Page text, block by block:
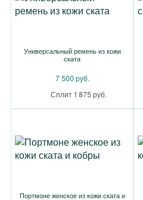
Универсальный ремень из кожи
ската
7 500 руб.
Сплит 1 875 руб.
Портмоне женское из кожи ската и